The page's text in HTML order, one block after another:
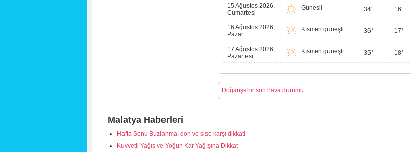
15 Ağustos 2026,
Cumartesi
Güneşli 34° 16°
16 Ağustos 2026,
Pazar
Kısmen güneşli 36° 17°
17 Ağustos 2026,
Pazartesi
Kısmen güneşli 35° 18°
Doğanşehir son hava durumu
Malatya Haberleri
Hafta Sonu Buzlanma, don ve sise karşı dikkat!
Kuvvetli Yağış ve Yoğun Kar Yağışına Dikkat